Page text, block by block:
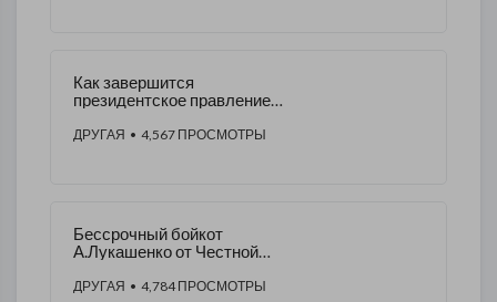
Как завершится
президентское правление
ДРУГАЯ • 4,567 ПРОСМОТРЫ
Бессрочный бойкот
А.Лукашенко от Честной
ДРУГАЯ • 4,784 ПРОСМОТРЫ